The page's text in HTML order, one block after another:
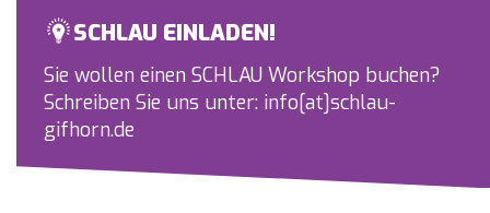
SCHLAU EINLADEN!
Sie wollen einen SCHLAU Workshop buchen?
Schreiben Sie uns unter: info[at]schlau-
gifhorn.de